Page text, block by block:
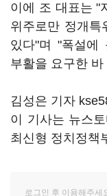
이에 조 대표는 "
위주로만 정개특
있다"며 "폭설에
부활을 요구한
김성은 기자
이 기사는 뉴스
최신형 정치정책